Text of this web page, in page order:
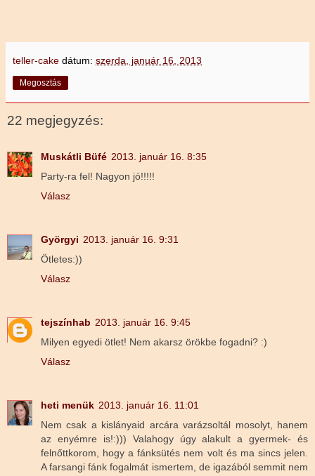
teller-cake dátum: szerda, január 16, 2013
Megosztás
22 megjegyzés:
Muskátli Büfé 2013. január 16. 8:35
Party-ra fel! Nagyon jó!!!!!
Válasz
Györgyi 2013. január 16. 9:31
Ötletes:))
Válasz
tejszínhab 2013. január 16. 9:45
Milyen egyedi ötlet! Nem akarsz örökbe fogadni? :)
Válasz
heti menük 2013. január 16. 11:01
Nem csak a kislányaid arcára varázsoltál mosolyt, hanem
az enyémre is!:))) Valahogy úgy alakult a gyermek- és
felnőttkorom, hogy a fánksütés nem volt és ma sincs jelen.
A farsangi fánk fogalmát ismertem, de igazából semmit nem